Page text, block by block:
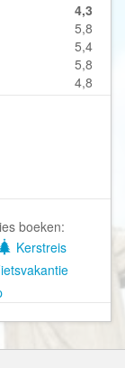
4,3
5,8
5,4
5,8
4,8
boeken:
Kerstreis